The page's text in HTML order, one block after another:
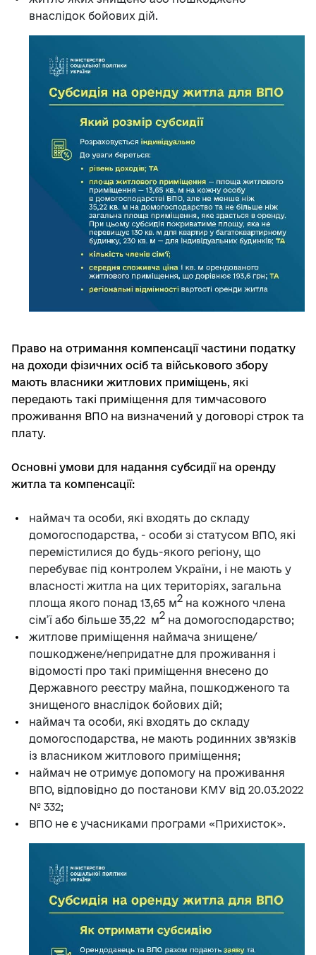
внаслідок бойових дій.
Право на отримання компенсації частини податку
на доходи фізичних осіб та військового збору
мають власники житлових приміщень, які
передають такі приміщення для тимчасового
проживання ВПО на визначений у договорі строк та
плату.
Основні умови для надання субсидії на оренду
житла та компенсації:
наймач та особи, які входять до складу
домогосподарства, - особи зі статусом ВПО, які
перемістилися до будь-якого регіону, що
перебуває під контролем України, і не мають у
власності житла на цих територіях, загальна
площа якого понад 13,65 м2 на кожного члена
сім’ї або більше 35,22 м2 на домогосподарство;
житлове приміщення наймача знищене/
пошкоджене/непридатне для проживання і
відомості про такі приміщення внесено до
Державного реєстру майна, пошкодженого та
знищеного внаслідок бойових дій;
наймач та особи, які входять до складу
домогосподарства, не мають родинних зв’язків
із власником житлового приміщення;
наймач не отримує допомогу на проживання
ВПО, відповідно до постанови КМУ від 20.03.2022
№ 332;
ВПО не є учасниками програми «Прихисток».